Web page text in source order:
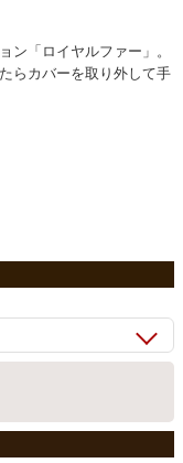
ン「ロイヤルファー」。
らカバーを取り外して手